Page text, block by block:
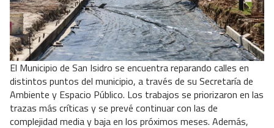
El Municipio de San Isidro se encuentra reparando calles en
distintos puntos del municipio, a través de su Secretaría de
Ambiente y Espacio Público. Los trabajos se priorizaron en las
trazas más críticas y se prevé continuar con las de
complejidad media y baja en los próximos meses. Además,